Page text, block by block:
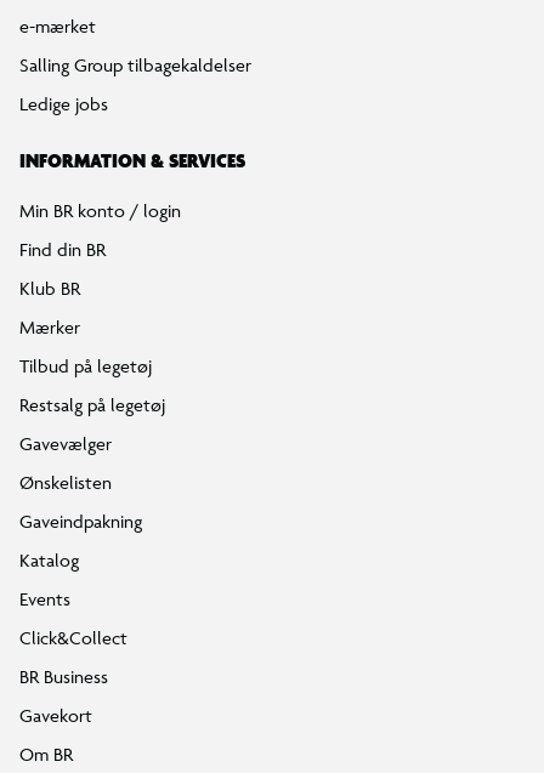
e-mærket
Salling Group tilbagekaldelser
Ledige jobs
INFORMATION & SERVICES
Min BR konto / login
Find din BR
Klub BR
Mærker
Tilbud på legetøj
Restsalg på legetøj
Gavevælger
Ønskelisten
Gaveindpakning
Katalog
Events
Click&Collect
BR Business
Gavekort
Om BR